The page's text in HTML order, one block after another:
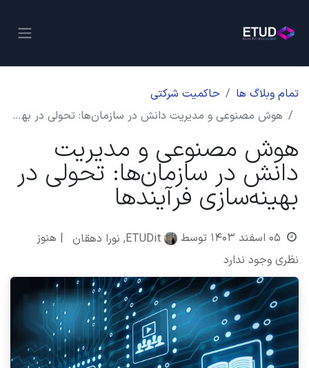
تمام وبلاگ ها
حاکمیت شرکتی
هوش مصنوعی و مدیریت دانش در سازمان‌ها: تحولی در بهینه‌سازی فرآیندها
هوش مصنوعی و مدیریت
دانش در سازمان‌ها: تحولی در
بهینه‌سازی فرآیندها
۰۵ اسفند ۱۴۰۳ توسط ETUDit, نورا دهقان
| هنوز
نظری وجود ندارد